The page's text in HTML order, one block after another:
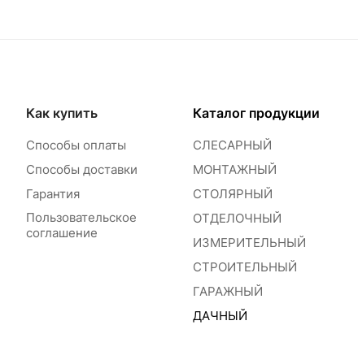
Как купить
Способы оплаты
Способы доставки
Гарантия
Пользовательское
соглашение
Каталог продукции
СЛЕСАРНЫЙ
МОНТАЖНЫЙ
СТОЛЯРНЫЙ
ОТДЕЛОЧНЫЙ
ИЗМЕРИТЕЛЬНЫЙ
СТРОИТЕЛЬНЫЙ
ГАРАЖНЫЙ
ДАЧНЫЙ